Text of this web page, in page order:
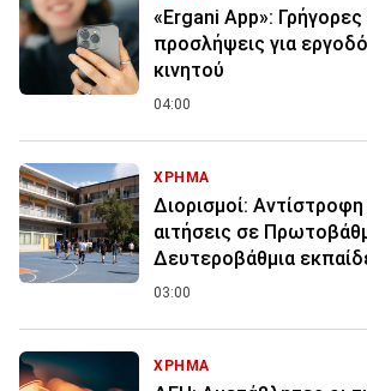
«Ergani App»: Γρήγορες
προσλήψεις για
κινητού
04:00
ΧΡΗΜΑ
Διορισμοί: Αντίστροφη
αιτήσεις σε
Δευτεροβάθμια
03:00
ΧΡΗΜΑ